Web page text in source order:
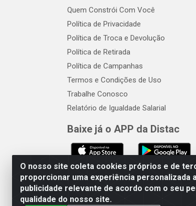
O nosso site coleta cookies próprios e de
proporcionar uma experiência personalizada
publicidade relevante de acordo com o seu
qualidade do nosso site.
Quem Constrói Com Você
Política de Privacidade
Política de Troca e Devolução
Política de Retirada
Política de Campanhas
Termos e Condições de Uso
Trabalhe Conosco
Relatório de Igualdade Salarial
Baixe já o APP da Distac
Distac Distribuidora -